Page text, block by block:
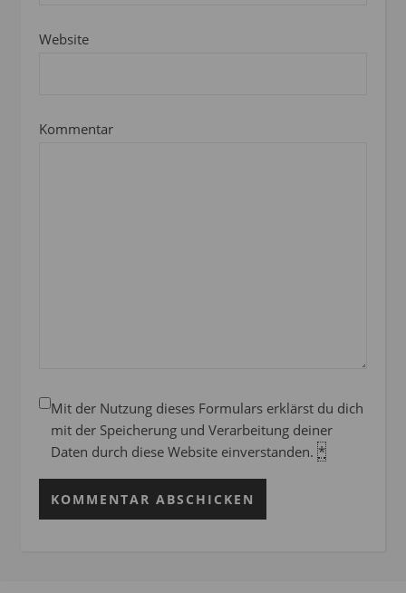
Website
Kommentar
Mit der Nutzung dieses Formulars erklärst du dich
mit der Speicherung und Verarbeitung deiner
Daten durch diese Website einverstanden. *